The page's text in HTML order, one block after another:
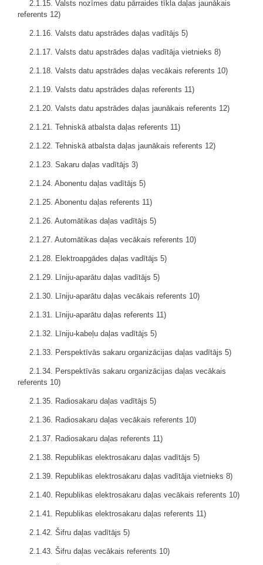
2.1.15. Valsts nozīmes datu pārraides tīkla daļas jaunākais
referents 12)
2.1.16. Valsts datu apstrādes daļas vadītājs 5)
2.1.17. Valsts datu apstrādes daļas vadītāja vietnieks 8)
2.1.18. Valsts datu apstrādes daļas vecākais referents 10)
2.1.19. Valsts datu apstrādes daļas referents 11)
2.1.20. Valsts datu apstrādes daļas jaunākais referents 12)
2.1.21. Tehniskā atbalsta daļas referents 11)
2.1.22. Tehniskā atbalsta daļas jaunākais referents 12)
2.1.23. Sakaru daļas vadītājs 3)
2.1.24. Abonentu daļas vadītājs 5)
2.1.25. Abonentu daļas referents 11)
2.1.26. Automātikas daļas vadītājs 5)
2.1.27. Automātikas daļas vecākais referents 10)
2.1.28. Elektroapgādes daļas vadītājs 5)
2.1.29. Līniju-aparātu daļas vadītājs 5)
2.1.30. Līniju-aparātu daļas vecākais referents 10)
2.1.31. Līniju-aparātu daļas referents 11)
2.1.32. Līniju-kabeļu daļas vadītājs 5)
2.1.33. Perspektīvās sakaru organizācijas daļas vadītājs 5)
2.1.34. Perspektīvās sakaru organizācijas daļas vecākais
referents 10)
2.1.35. Radiosakaru daļas vadītājs 5)
2.1.36. Radiosakaru daļas vecākais referents 10)
2.1.37. Radiosakaru daļas referents 11)
2.1.38. Republikas elektrosakaru daļas vadītājs 5)
2.1.39. Republikas elektrosakaru daļas vadītāja vietnieks 8)
2.1.40. Republikas elektrosakaru daļas vecākais referents 10)
2.1.41. Republikas elektrosakaru daļas referents 11)
2.1.42. Šifru daļas vadītājs 5)
2.1.43. Šifru daļas vecākais referents 10)